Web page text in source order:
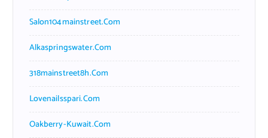
Salon104mainstreet.com
Alkaspringswater.com
318mainstreet8h.com
Lovenailsspari.com
Oakberry-Kuwait.com